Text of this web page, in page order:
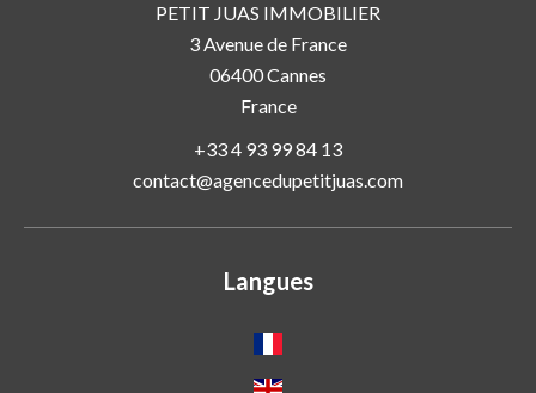
PETIT JUAS IMMOBILIER
3 Avenue de France
06400Cannes
France
+33 4 93 99 84 13
contact@agencedupetitjuas.com
Langues